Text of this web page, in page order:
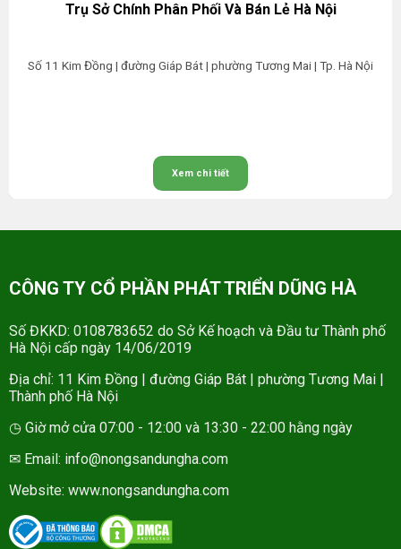
Trụ Sở Chính Phân Phối Và Bán Lẻ Hà Nội
Số 11 Kim Đồng | đường Giáp Bát | phường Tương Mai | Tp. Hà Nội
Xem chi tiết
CÔNG TY CỔ PHẦN PHÁT TRIỂN DŨNG HÀ
Số ĐKKD: 0108783652 do Sở Kế hoạch và Đầu tư Thành phố
Hà Nội cấp ngày 14/06/2019
Địa chỉ: 11 Kim Đồng | đường Giáp Bát | phường Tương Mai |
Thành phố Hà Nội
◷ Giờ mở cửa 07:00 - 12:00 và 13:30 - 22:00 hằng ngày
✉ Email: info@nongsandungha.com
Website: www.nongsandungha.com